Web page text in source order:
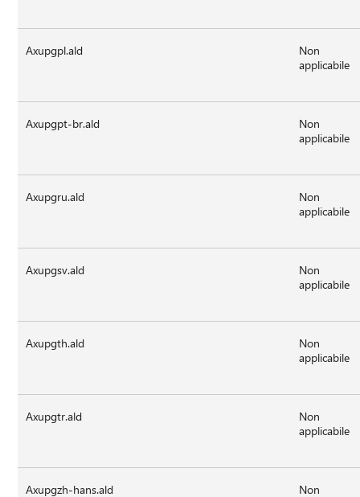
Axupgpl.ald
Non
applicabile
Axupgpt-br.ald
Non
applicabile
Axupgru.ald
Non
applicabile
Axupgsv.ald
Non
applicabile
Axupgth.ald
Non
applicabile
Axupgtr.ald
Non
applicabile
Axupgzh-hans.ald
Non